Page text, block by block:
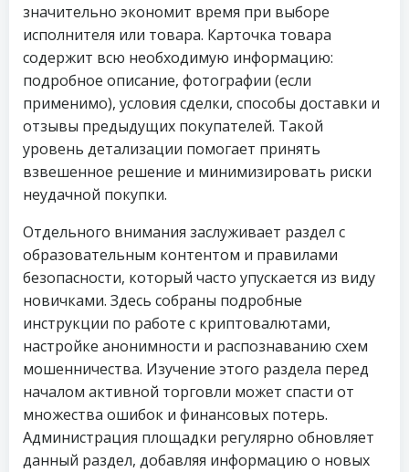
значительно экономит время при выборе
исполнителя или товара. Карточка товара
содержит всю необходимую информацию:
подробное описание, фотографии (если
применимо), условия сделки, способы доставки и
отзывы предыдущих покупателей. Такой
уровень детализации помогает принять
взвешенное решение и минимизировать риски
неудачной покупки.
Отдельного внимания заслуживает раздел с
образовательным контентом и правилами
безопасности, который часто упускается из виду
новичками. Здесь собраны подробные
инструкции по работе с криптовалютами,
настройке анонимности и распознаванию схем
мошенничества. Изучение этого раздела перед
началом активной торговли может спасти от
множества ошибок и финансовых потерь.
Администрация площадки регулярно обновляет
данный раздел, добавляя информацию о новых